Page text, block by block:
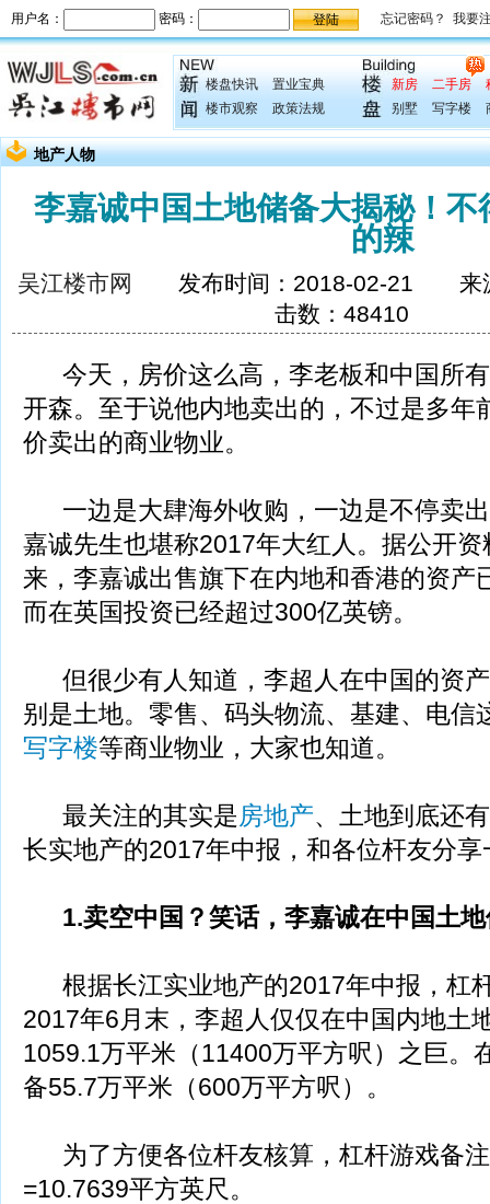
楼盘快讯
置业宝典
楼市观察
政策法规
新房 二手房
别墅
写字楼
地产人物
李嘉诚中国土地储备大揭秘！
的辣
吴江楼市网
发布时间：2018-02-21 来
击数：48410
今天，房价这么高，李老板和中国所
开森。至于说他内地卖出的，不过是多年
价卖出的商业物业。
一边是大肆海外收购，一边是不停卖
嘉诚先生也堪称2017年大红人。据公开
来，李嘉诚出售旗下在内地和香港的资产
而在英国投资已经超过300亿英镑。
但很少有人知道，李超人在中国的资
别是土地。零售、码头物流、基建、电信
写字楼等商业物业，大家也知道。
最关注的其实是房地产、土地到底还
长实地产的2017年中报，和各位杆友分享
1.卖空中国？笑话，李嘉诚在中国土
根据长江实业地产的2017年中报，杠
2017年6月末，李超人仅仅在中国内地土
1059.1万平米（11400万平方呎）之巨。
备55.7万平米（600万平方呎）。
为了方便各位杆友核算，杠杆游戏备
=10.7639平方英尺。